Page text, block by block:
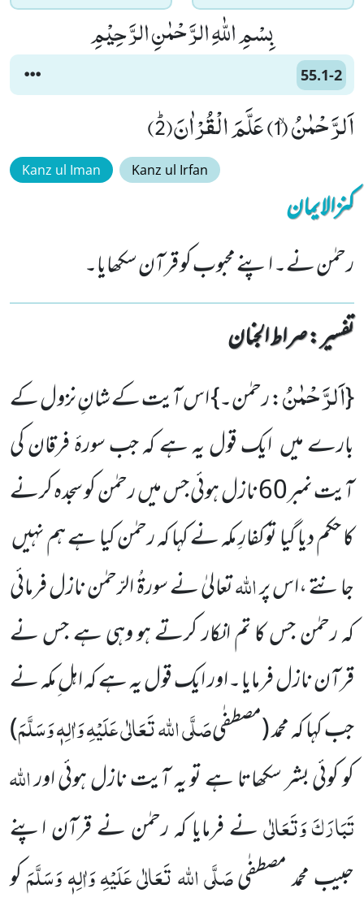
بِسْمِ اللّٰهِ الرَّحْمٰنِ الرَّحِیْمِ
55.1-2
اَلرَّحْمٰنُۙ (1) عَلَّمَ الْقُرْاٰنَﭤ(2)
Kanz ul Iman Kanz ul Irfan
کنزالایمان
رحمٰن نے۔ اپنے محبوب کو قرآن سکھایا۔
تفسیر : ‎صراط الجنان
{اَلرَّحْمٰنُ: رحمٰن۔} اس آیت کے شانِ نزول کے
بارے میں ایک قول یہ ہے کہ جب سورۂ فرقان کی
آیت نمبر60 نازل ہوئی جس میں رحمٰن کو سجدہ کرنے
کا حکم دیا گیا توکفارِ مکہ نے کہا کہ رحمٰن کیا ہے ہم نہیں
جانتے ،اس پراللہتعالیٰ نے سورۃُ الرّحمٰن نازل فرمائی
کہ رحمٰن جس کا تم انکار کرتے ہو وہی ہے جس نے
قرآن نازل فرمایا ۔اور ایک قول یہ ہے کہ اہل ِمکہ نے
جب کہا کہ محمد(مصطفٰیصَلَّی اللہ تَعَالٰی عَلَیْہِ وَاٰلِہٖ وَسَلَّمَ)
کو کوئی بشر سکھاتا ہے تو یہ آیت نازل ہوئی اوراللہ
تَبَارَکَوَتَعَالٰینے فرمایا کہ رحمٰن نے قرآن اپنے
حبیب محمد مصطفٰیصَلَّی اللہ تَعَالٰی عَلَیْہِ وَاٰلِہٖ وَسَلَّمَکو